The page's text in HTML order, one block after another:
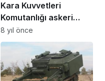
Kara Kuvvetleri
Komutanlığı askeri
personel alacak
8 yıl önce